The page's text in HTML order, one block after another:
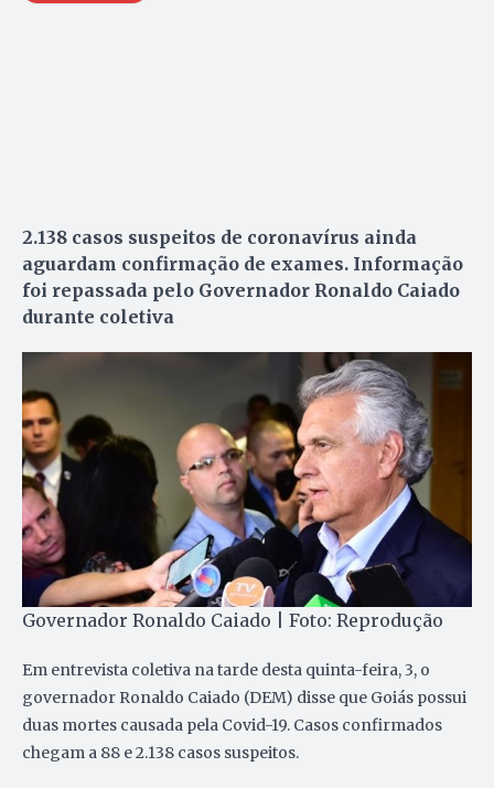
2.138 casos suspeitos de coronavírus ainda
aguardam confirmação de exames. Informação
foi repassada pelo Governador Ronaldo Caiado
durante coletiva
Governador Ronaldo Caiado | Foto: Reprodução
Em entrevista coletiva na tarde desta quinta-feira, 3, o
governador Ronaldo Caiado (DEM) disse que Goiás possui
duas mortes causada pela Covid-19. Casos confirmados
chegam a 88 e 2.138 casos suspeitos.